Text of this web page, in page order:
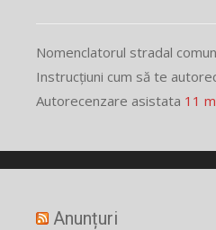
Nomenclatorul stradal
Instrucțiuni cum să te
Autorecenzare asistata 11
Anunțuri